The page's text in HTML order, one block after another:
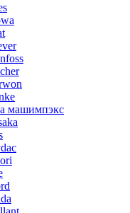
машимпэкс